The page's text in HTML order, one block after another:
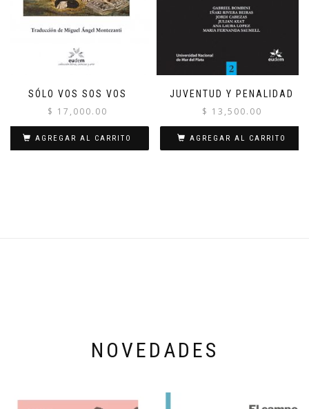
SÓLO VOS SOS VOS
$ 17,000.00
AGREGAR AL CARRITO
JUVENTUD Y PENALIDAD
$ 13,500.00
AGREGAR AL CARRITO
NOVEDADES